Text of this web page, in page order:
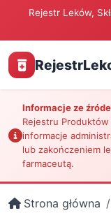
Rejestr Leków,
Informacje ze
Rejestru
informacje
lub zakończeniem
farmaceutą.
Strona główna